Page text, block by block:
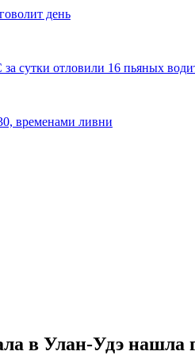
день
сутки отловили 16 пьяных
временами ливни
в Улан-Удэ нашла